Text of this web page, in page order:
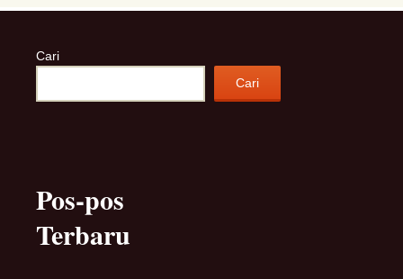
Cari
Cari
Pos-pos
Terbaru